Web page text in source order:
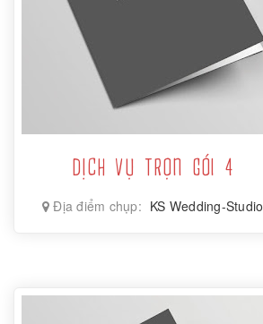
DỊCH VỤ TRỌN GÓI 4
Địa điểm chụp: KS Wedding-Studio